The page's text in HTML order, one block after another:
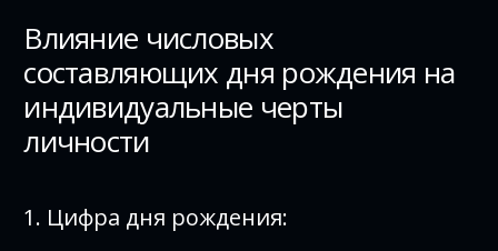
Влияние числовых
составляющих дня рождения на
индивидуальные черты
личности
1. Цифра дня рождения: